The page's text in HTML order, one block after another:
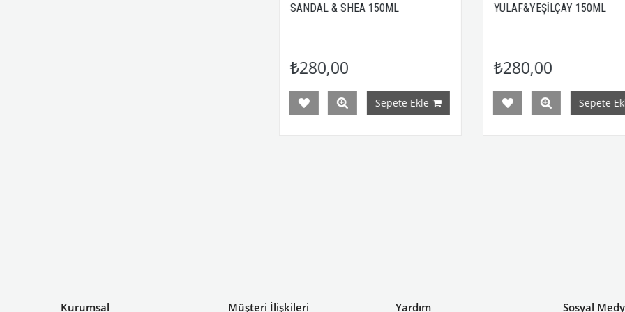
SANDAL & SHEA 150ML
₺280,00
Sepete Ekle
YULAF&YEŞİLÇAY 150ML
₺280,00
Sepete Ekle
Kurumsal Müşteri İlişkileri Yardım Sosyal